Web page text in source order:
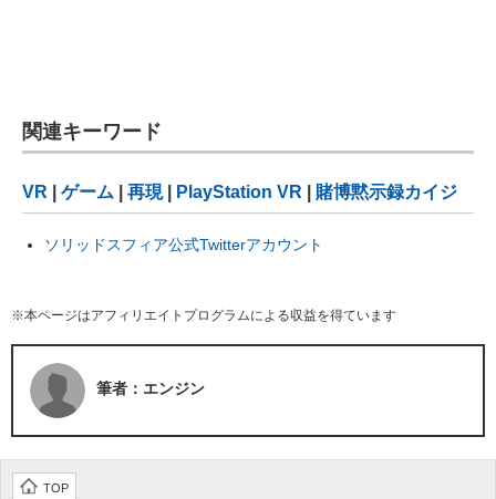
関連キーワード
VR ゲーム 再現| PlayStation VR 賭博黙示録カイジ
ソリッドスフィア公式Twitterアカウント
※本ページはアフィリエイトプログラムによる収益を得ています
筆者：エンジン
TOP